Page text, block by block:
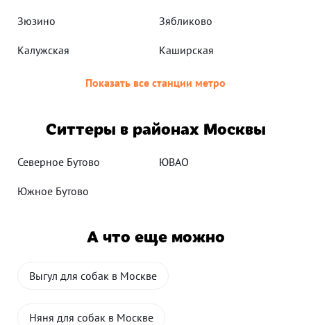
Зюзино Зябликово
Калужская Каширская
Показать все станции метро
Ситтеры в районах Москвы
Северное Бутово ЮВАО
Южное Бутово
А что еще можно
Выгул для собак в Москве
Няня для собак в Москве